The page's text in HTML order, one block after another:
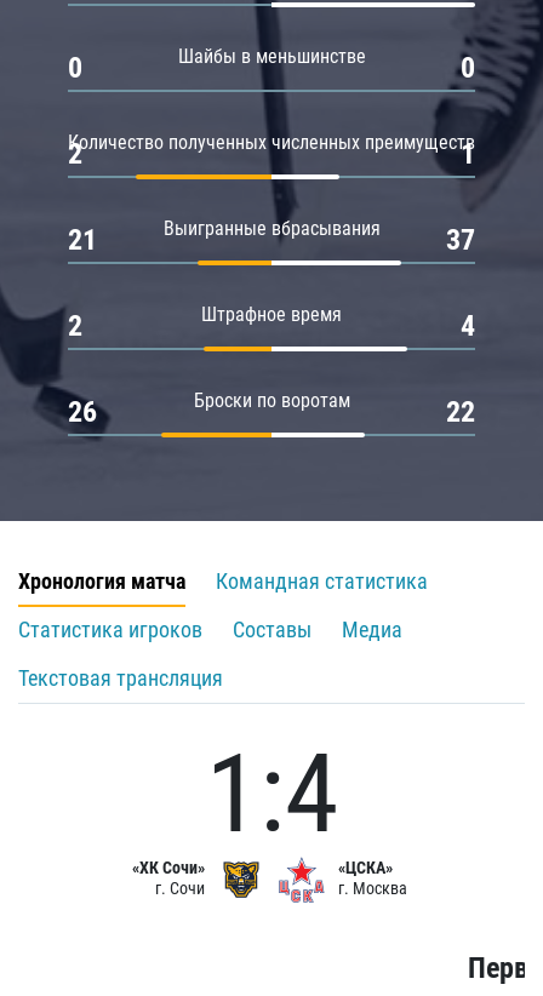
Шайбы в меньшинстве
0 0
Количество полученных численных преимуществ
2 1
Выигранные вбрасывания
21 37
Штрафное время
2 4
Броски по воротам
26 22
Хронология матча
Командная статистика
Статистика игроков
Составы
Медиа
Текстовая трансляция
«ХК Сочи»
г. Сочи
1:4
«ЦСКА»
г. Москва